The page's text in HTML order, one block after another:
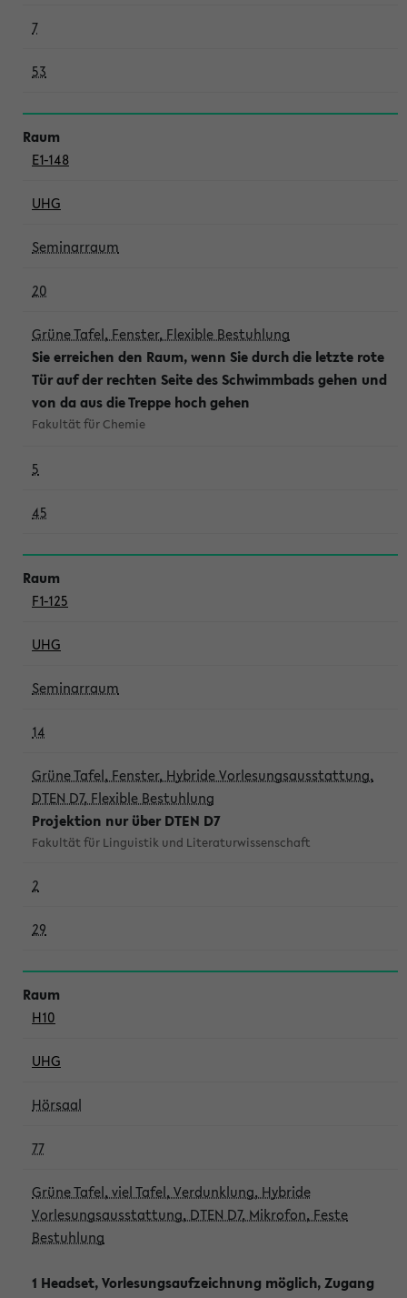
7
53
E1-148
UHG
Seminarraum
20
Grüne Tafel, Fenster, Flexible Bestuhlung
Sie erreichen den Raum, wenn Sie durch die letzte rote
Tür auf der rechten Seite des Schwimmbads gehen und
von da aus die Treppe hoch gehen
Fakultät für Chemie
5
45
F1-125
UHG
Seminarraum
14
Grüne Tafel, Fenster, Hybride Vorlesungsausstattung,
DTEN D7, Flexible Bestuhlung
Projektion nur über DTEN D7
Fakultät für Linguistik und Literaturwissenschaft
2
29
H10
UHG
Hörsaal
77
Grüne Tafel, viel Tafel, Verdunklung, Hybride
Vorlesungsausstattung, DTEN D7, Mikrofon, Feste
Bestuhlung
1 Headset, Vorlesungsaufzeichnung möglich, Zugang